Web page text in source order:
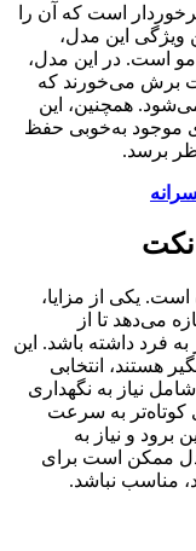
است که آن را
ویژگی این مدل،
است. در این مدل،
برش می‌خورند که
همچنین، این
موجود به‌خوبی حفظ
برسد.
یکی از مزایا،
می‌دهد تا از
فرد داشته باشد. این
هستند، انتخابی
نیاز به نگهداری
به سرعت
و نیاز به
ممکن است برای
مناسب نباشد.